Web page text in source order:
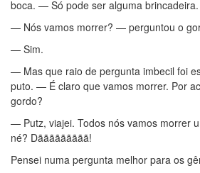
boca. — Só pode ser alguma brincadeira.
— Nós vamos morrer? — perguntou o
— Sim.
— Mas que raio de pergunta imbecil foi
puto. — É claro que vamos morrer. Por
gordo?
— Putz, viajei. Todos nós vamos morrer
né? Dããããããããã!
Pensei numa pergunta melhor para os